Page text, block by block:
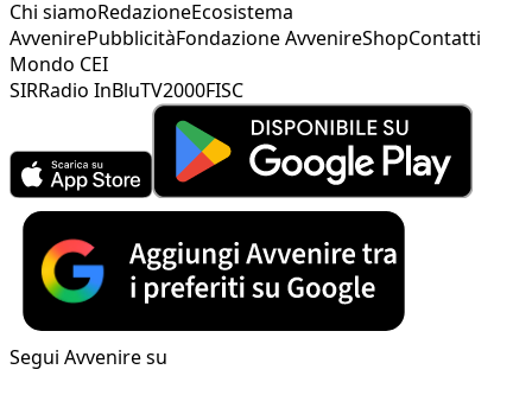
Chi siamoRedazioneEcosistema
AvvenirePubblicitàFondazione AvvenireShopContatti
Mondo CEI
SIRRadio InBluTV2000FISC
Segui Avvenire su